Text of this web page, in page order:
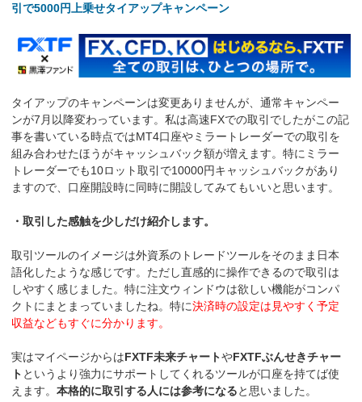
引で5000円上乗せタイアップキャンペーン
タイアップのキャンペーンは変更ありませんが、通常キャンペー
ンが7月以降変わっています。私は高速FXでの取引でしたがこの記
事を書いている時点ではMT4口座やミラートレーダーでの取引を
組み合わせたほうがキャッシュバック額が増えます。特にミラー
トレーダーでも10ロット取引で10000円キャッシュバックがあり
ますので、口座開設時に同時に開設してみてもいいと思います。
・取引した感触を少しだけ紹介します。
取引ツールのイメージは外資系のトレードツールをそのまま日本
語化したような感じです。ただし直感的に操作できるので取引は
しやすく感じました。特に注文ウィンドウは欲しい機能がコンパ
クトにまとまっていましたね。特に決済時の設定は見やすく予定
収益などもすぐに分かります。
実はマイページからはFXTF未来チャートやFXTFぶんせきチャー
ト というより強力にサポートしてくれるツールが口座を持てば使
えます。本格的に取引する人には参考になると思いました。